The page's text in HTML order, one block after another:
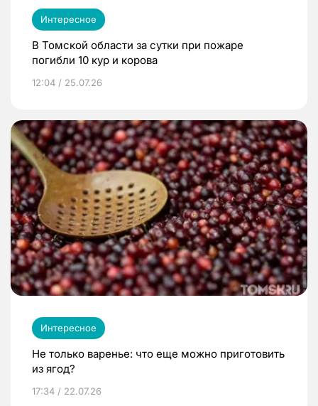
Интересное
В Томской области за сутки при пожаре
погибли 10 кур и корова
12:04 / 25.07.26
Интересное
Не только варенье: что еще можно приготовить
из ягод?
17:34 / 22.07.26